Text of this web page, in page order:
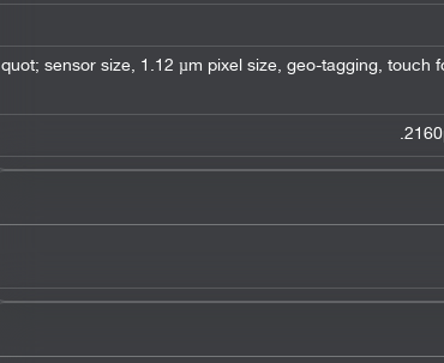
1/2.6&quot; sensor size, 1.12 µm pixel size, geo-tagging,